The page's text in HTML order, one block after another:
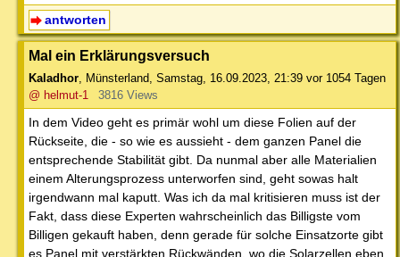
antworten
Mal ein Erklärungsversuch
Kaladhor Münsterland Samstag, 16.09.2023, 21:39 vor 1054 Tagen
@ helmut-1
3816 Views
In dem Video geht es primär wohl um diese Folien auf der
Rückseite, die - so wie es aussieht - dem ganzen Panel die
entsprechende Stabilität gibt. Da nunmal aber alle Materialien
einem Alterungsprozess unterworfen sind, geht sowas halt
irgendwann mal kaputt. Was ich da mal kritisieren muss ist der
Fakt, dass diese Experten wahrscheinlich das Billigste vom
Billigen gekauft haben, denn gerade für solche Einsatzorte gibt
es Panel mit verstärkten Rückwänden, wo die Solarzellen eben